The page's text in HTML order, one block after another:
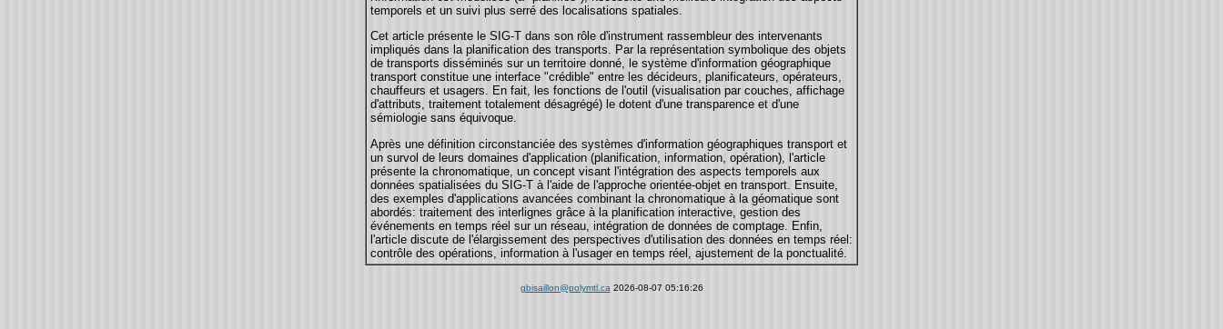
temporels et un suivi plus serré des localisations spatiales.
Cet article présente le SIG-T dans son rôle d'instrument rassembleur des intervenants
impliqués dans la planification des transports. Par la représentation symbolique des objets
de transports disséminés sur un territoire donné, le système d'information géographique
transport constitue une interface "crédible" entre les décideurs, planificateurs, opérateurs,
chauffeurs et usagers. En fait, les fonctions de l'outil (visualisation par couches, affichage
d'attributs, traitement totalement désagrégé) le dotent d'une transparence et d'une
sémiologie sans équivoque.
Après une définition circonstanciée des systèmes d'information géographiques transport et
un survol de leurs domaines d'application (planification, information, opération), l'article
présente la chronomatique, un concept visant l'intégration des aspects temporels aux
données spatialisées du SIG-T à l'aide de l'approche orientée-objet en transport. Ensuite,
des exemples d'applications avancées combinant la chronomatique à la géomatique sont
abordés: traitement des interlignes grâce à la planification interactive, gestion des
événements en temps réel sur un réseau, intégration de données de comptage. Enfin,
l'article discute de l'élargissement des perspectives d'utilisation des données en temps réel:
contrôle des opérations, information à l'usager en temps réel, ajustement de la ponctualité.
gbisaillon@polymtl.ca 2026-08-07 05:16:26